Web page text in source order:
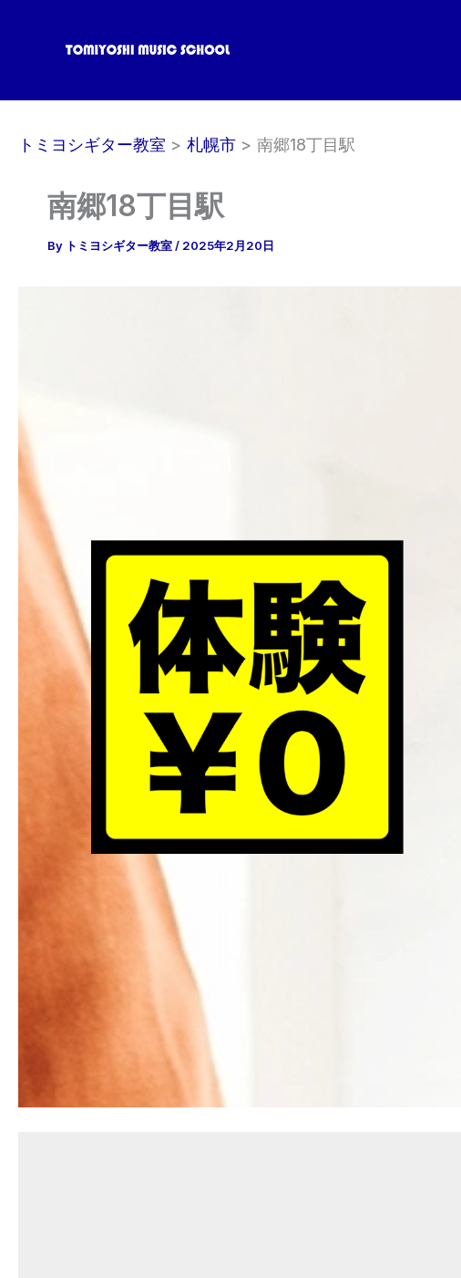
トミヨシギター教室 札幌市 南郷18丁目駅
南郷18丁目駅
By トミヨシギター教室/ 2025年2月20日